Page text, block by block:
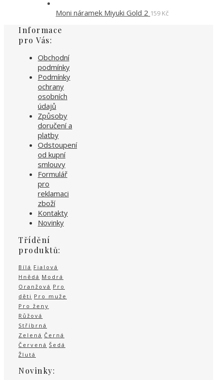
Moni náramek Miyuki Gold 2 159 Kč
Informace
pro Vás:
Obchodní
podmínky
Podmínky
ochrany
osobních
údajů
Způsoby
doručení a
platby
Odstoupení
od kupní
smlouvy
Formulář
pro
reklamaci
zboží
Kontakty
Novinky
Třídění
produktů:
Bílá Fialová
Hnědá Modrá
Oranžová Pro
děti Pro muže
Pro ženy
Růžová
Stříbrná
Zelená Černá
Červená Šedá
Žlutá
Novinky: